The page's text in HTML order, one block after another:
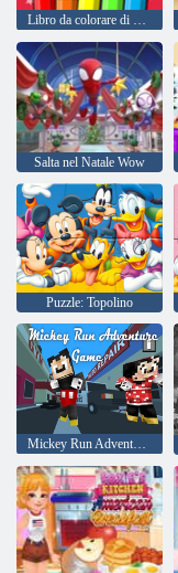
Libro da colorare di Topolino
Salta nel Natale Wow
Puzzle: Topolino
Mickey Run Adventure Game